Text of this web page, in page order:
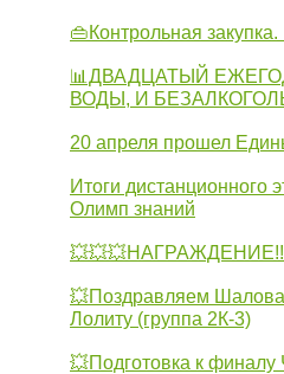
👜Контрольная
📊ДВАДЦАТЫЙ
ВОДЫ, И
20 апреля прошел
Итоги дистанционного
Олимп знаний
💥Поздравляем
Лолиту (группа 2К-3)
💥Подготовка к